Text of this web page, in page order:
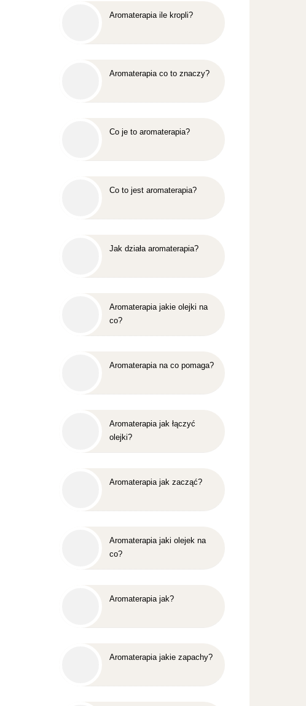
Aromaterapia ile kropli?
Aromaterapia co to znaczy?
Co je to aromaterapia?
Co to jest aromaterapia?
Jak działa aromaterapia?
Aromaterapia jakie olejki na
co?
Aromaterapia na co pomaga?
Aromaterapia jak łączyć
olejki?
Aromaterapia jak zacząć?
Aromaterapia jaki olejek na
co?
Aromaterapia jak?
Aromaterapia jakie zapachy?